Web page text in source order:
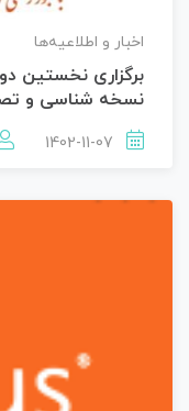
اخبار و اطلاعیه‌ها
نسخه شناسی و